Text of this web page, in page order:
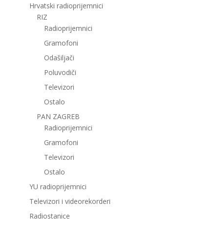
Hrvatski radioprijemnici
RIZ
Radioprijemnici
Gramofoni
Odašiljači
Poluvodiči
Televizori
Ostalo
PAN ZAGREB
Radioprijemnici
Gramofoni
Televizori
Ostalo
YU radioprijemnici
Televizori i videorekorderi
Radiostanice